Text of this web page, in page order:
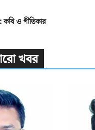
কবি ও গীতিকার
খবর